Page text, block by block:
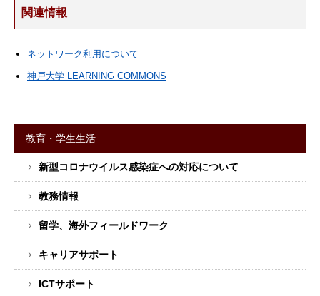
関連情報
ネットワーク利用について
神戸大学 LEARNING COMMONS
ー
メ
ニ
ュ
ー
教育・学生生活
新型コロナウイルス感染症への対応について
教務情報
留学、海外フィールドワーク
キャリアサポート
ICTサポート